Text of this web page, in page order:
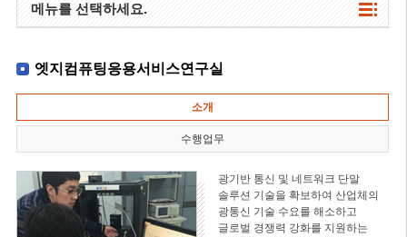
메뉴를 선택하세요.
엣지컴퓨팅응용서비스연구실
소개
수행업무
광기반 통신 및 네트워크 단말
솔루션 기술을 확보하여 산업체의
광통신 기술 수요를 해소하고
글로벌 경쟁력 강화를 지원하는